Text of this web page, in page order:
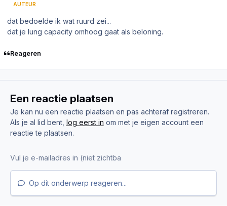
AUTEUR
dat bedoelde ik wat ruurd zei...
dat je lung capacity omhoog gaat als beloning.
Reageren
Een reactie plaatsen
Je kan nu een reactie plaatsen en pas achteraf registreren.
Als je al lid bent, log eerst in om met je eigen account een
reactie te plaatsen.
Op dit onderwerp reageren...